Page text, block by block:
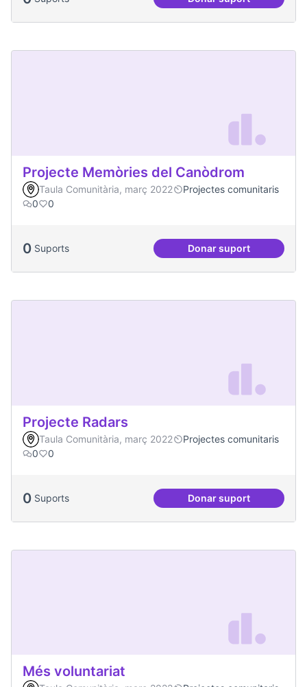
Projecte Xarxa
Projecte Memòries del Canòdrom
Taula Comunitària, març 2022
Projectes comunitaris
0
0
0 Suports Donar suport
Projecte
Projecte Radars
Taula Comunitària, març 2022
Projectes comunitaris
0
0
0 Suports Donar suportProjecte Radars
Més voluntariat